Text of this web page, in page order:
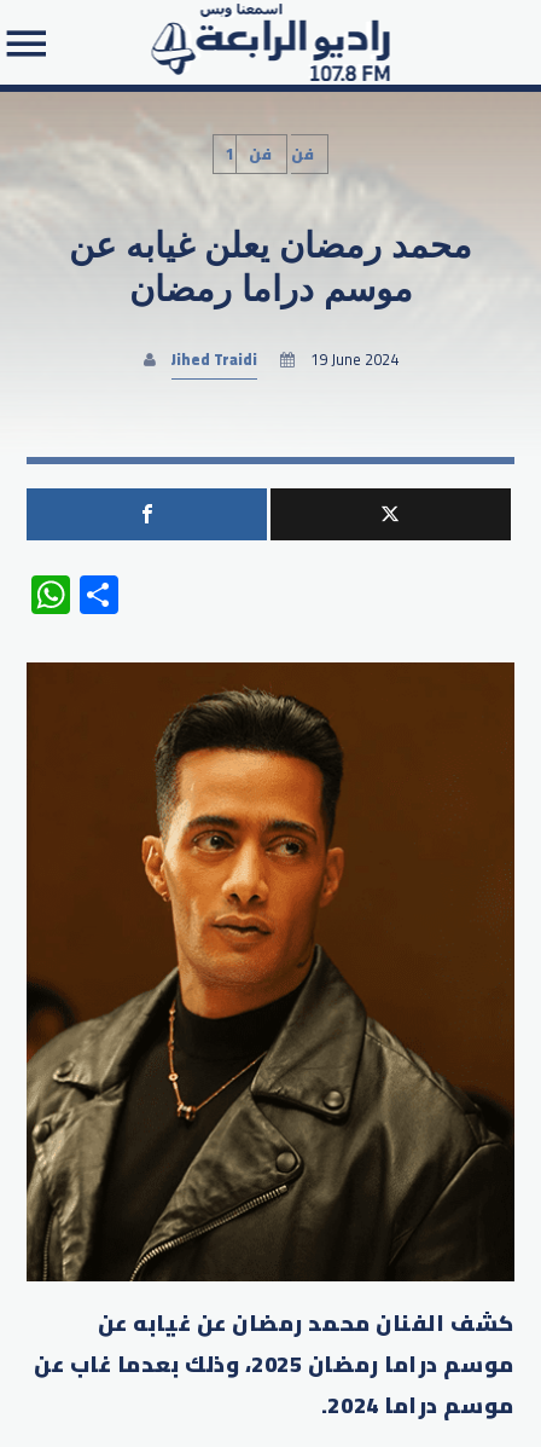
Search in the website:
1فن فن
محمد رمضان يعلن غيابه عن
موسم دراما رمضان
Jihed Traidi 19 June 2024
WhatsApp
كشف الفنان محمد رمضان عن غيابه عن
موسم دراما رمضان 2025، وذلك بعدما غاب عن
موسم دراما 2024
.